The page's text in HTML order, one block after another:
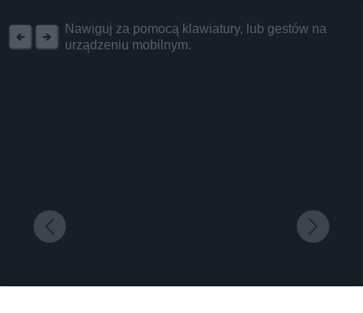
Nawiguj za pomocą klawiatury, lub gestów na
urządzeniu mobilnym.